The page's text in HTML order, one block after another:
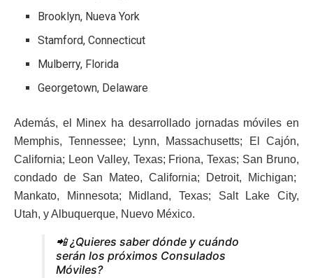
Brooklyn, Nueva York
Stamford, Connecticut
Mulberry, Florida
Georgetown, Delaware
Además, el Minex ha desarrollado jornadas móviles en
Memphis, Tennessee; Lynn, Massachusetts; El Cajón,
California; Leon Valley, Texas; Friona, Texas; San Bruno,
condado de San Mateo, California; Detroit, Michigan;
Mankato, Minnesota; Midland, Texas; Salt Lake City,
Utah, y Albuquerque, Nuevo México.
📲 ¿Quieres saber dónde y cuándo
serán los próximos Consulados
Móviles?